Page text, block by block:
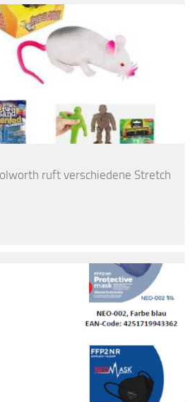
ruft verschiedene Stretch